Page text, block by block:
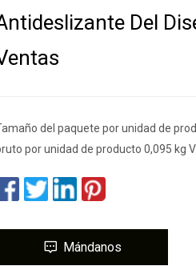
Del
del paquete por unidad de
por unidad de producto 0,095 kg
Mándanos